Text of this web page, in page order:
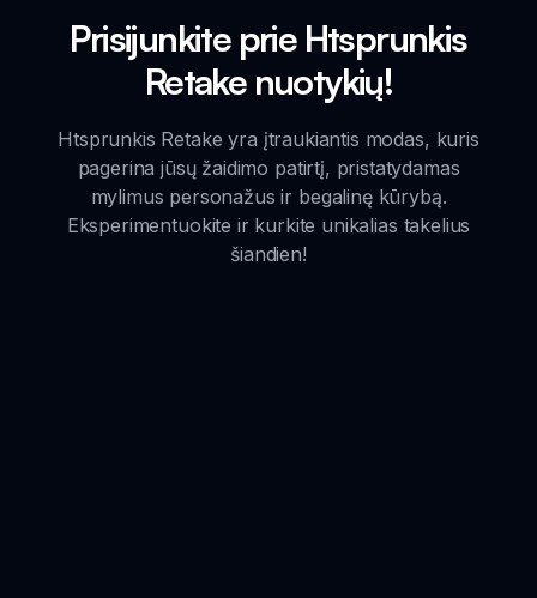
Prisijunkite prie Htsprunkis
Retake nuotykių!
Htsprunkis Retake yra įtraukiantis modas, kuris
pagerina jūsų žaidimo patirtį, pristatydamas
mylimus personažus ir begalinę kūrybą.
Eksperimentuokite ir kurkite unikalias takelius
šiandien!